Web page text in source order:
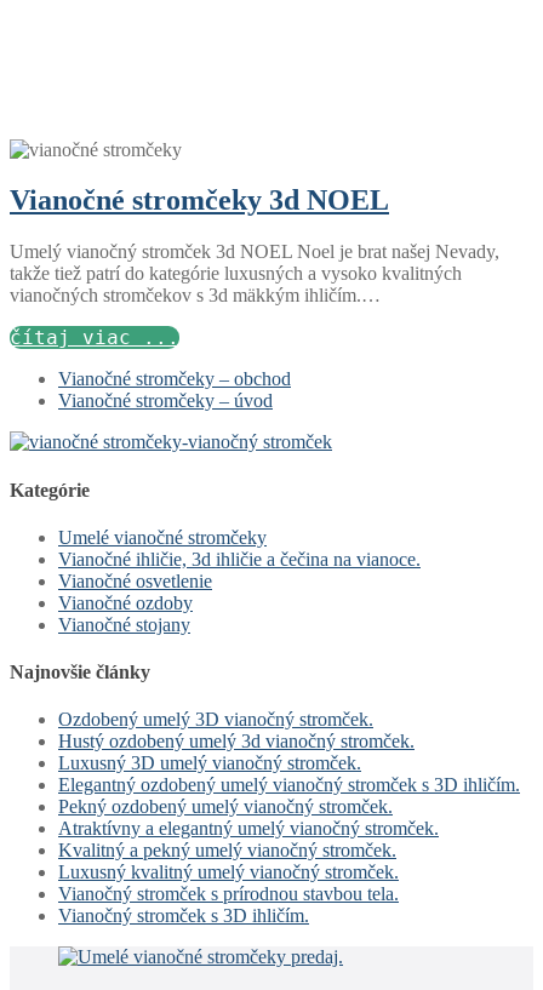
Vianočné stromčeky 3d NOEL
Umelý vianočný stromček 3d NOEL Noel je brat našej Nevady,
takže tiež patrí do kategórie luxusných a vysoko kvalitných
vianočných stromčekov s 3d mäkkým ihličím.…
čítaj viac ...
Vianočné stromčeky – obchod
Vianočné stromčeky – úvod
Kategórie
Umelé vianočné stromčeky
Vianočné ihličie, 3d ihličie a čečina na vianoce.
Vianočné osvetlenie
Vianočné ozdoby
Vianočné stojany
Najnovšie články
Ozdobený umelý 3D vianočný stromček.
Hustý ozdobený umelý 3d vianočný stromček.
Luxusný 3D umelý vianočný stromček.
Elegantný ozdobený umelý vianočný stromček s 3D ihličím.
Pekný ozdobený umelý vianočný stromček.
Atraktívny a elegantný umelý vianočný stromček.
Kvalitný a pekný umelý vianočný stromček.
Luxusný kvalitný umelý vianočný stromček.
Vianočný stromček s prírodnou stavbou tela.
Vianočný stromček s 3D ihličím.